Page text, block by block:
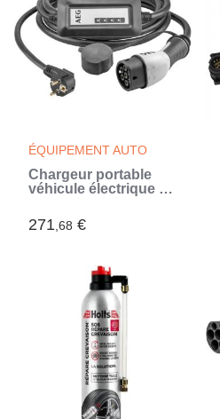
ÉQUIPEMENT AUTO
Chargeur portable
véhicule électrique &
2 - Monophasé, 16A,
230V AC - Prise
271,68 €